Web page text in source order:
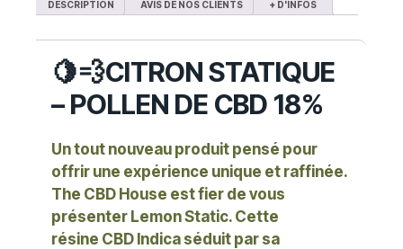
DESCRIPTION AVIS DE NOS CLIENTS + D'INFOS
🍋💨CITRON STATIQUE
– POLLEN DE CBD 18%
Un tout nouveau produit pensé pour
offrir une expérience unique et raffinée.
The CBD House est fier de vous
présenter Lemon Static. Cette
résine CBD Indica séduit par sa